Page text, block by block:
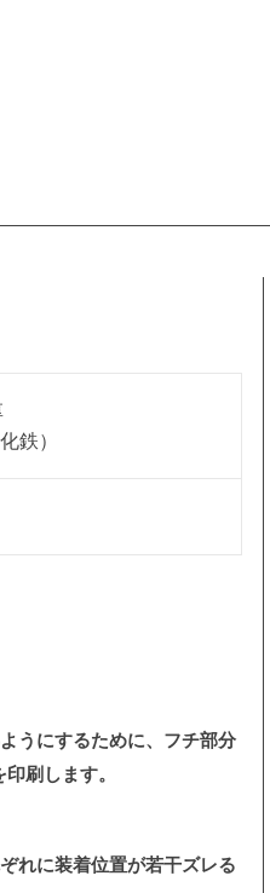
鉄）
うにするために、フチ部分
刷します。
れに装着位置が若干ズレる